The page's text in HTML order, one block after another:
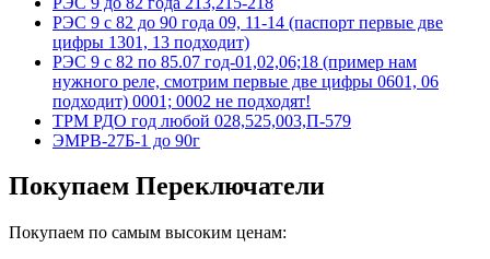
РЭС 9 с 82 до 90 года 09, 11-14 (паспорт первые две
цифры 1301, 13 подходит)
РЭС 9 с 82 по 85.07 год-01,02,06;18 (пример нам
нужного реле, смотрим первые две цифры 0601, 06
подходит) 0001; 0002 не подходят!
ТРМ РДО год любой 028,525,003,П-579
ЭМРВ-27Б-1 до 90г
Покупаем Переключатели
Покупаем по самым высоким ценам: